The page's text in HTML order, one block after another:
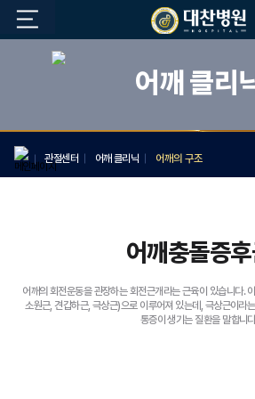
어깨 클리
관절센터 어깨 클리닉 어깨의 구조
어깨충돌증
어깨의 회전운동을 관장하는 회전근개라는 근육이 있습니다.
소원근, 견갑하근, 극상근)으로 이루어져 있는데, 극상근이라
통증이 생기는 질환을 말합니